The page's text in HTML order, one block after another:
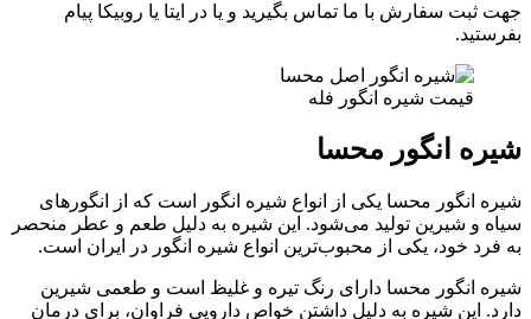
جهت ثبت سفارش با ما تماس بگیرید و یا در ایتا یا روبیکا پیام
بفرستید.
قیمت شیره انگور فله
شیره انگور محسا
شیره انگور محسا یکی از انواع شیره انگور است که از انگورهای
سیاه و شیرین تولید می‌شود. این شیره به دلیل طعم و عطر منحصر
به فرد خود، یکی از محبوب‌ترین انواع شیره انگور در ایران است.
شیره انگور محسا دارای رنگ تیره و غلیظ است و طعمی شیرین
دارد. این شیره به دلیل داشتن خواص دارویی فراوان، برای درمان